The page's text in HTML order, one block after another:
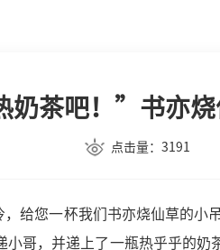
奶茶吧！”书亦
点击量：3191
，给您一杯我们书亦烧仙草的
小哥，并递上了一瓶热乎乎的